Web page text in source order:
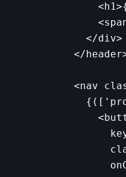
        </div>
</
<nav